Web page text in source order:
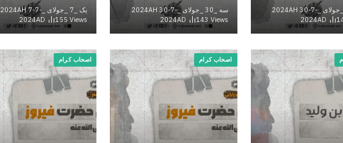
سه _30 _جولای _2024AH 30-7-
2024AD
سه _30 _جولای _2024AH 30-7-
2024AD
143 Views
یک _7 _جولای _2024AH 7-7-
2024AD
155Views
اصحاب کرام اصحاب کرام